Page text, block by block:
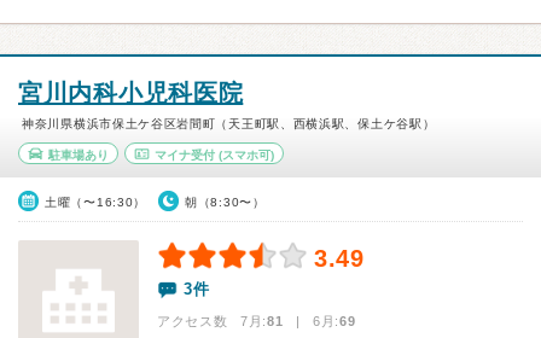
宮川内科小児科医院
神奈川県横浜市保土ケ谷区岩間町（天王町駅、西横浜駅、保土ケ谷駅）
駐車場あり マイナ受付(スマホ可)
土曜（〜16:30） 朝（8:30〜）
3.49
3件
アクセス数 7月:81 | 6月:69